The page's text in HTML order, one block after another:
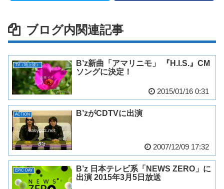
ブログ内関連記事
TV（地上波）
B’z新曲「アマリニモ」 『H.I.S.』CM
ソングに決定！
2015/01/16 0:31
ACTION B’zがCDTVに出演
2007/12/09 17:32
EPIC DAY
B’z 日本テレビ系「NEWS ZERO」に
出演 2015年3月5日放送